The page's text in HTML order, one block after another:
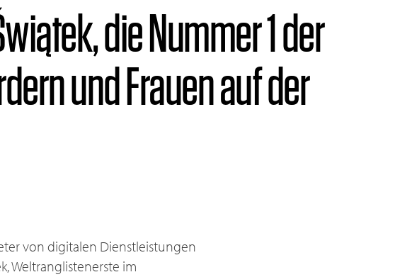
die Nummer 1 der
und Frauen auf der
von digitalen Dienstleistungen
Weltranglistenerste im